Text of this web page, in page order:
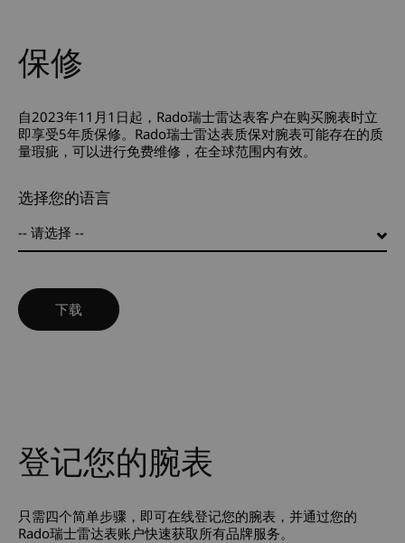
保修
自2023年11月1日起，Rado瑞士雷达表客户在购买腕表时立
即享受5年质保修。Rado瑞士雷达表质保对腕表可能存在的质
量瑕疵，可以进行免费维修，在全球范围内有效。
-- 请选择 --
选择您的语言
登记您的腕表
只需四个简单步骤，即可在线登记您的腕表，并通过您的
Rado瑞士雷达表账户快速获取所有品牌服务。